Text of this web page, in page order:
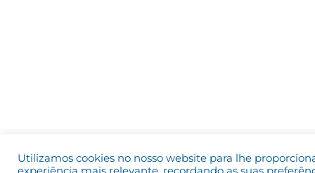
Utilizamos cookies no nosso website para lhe